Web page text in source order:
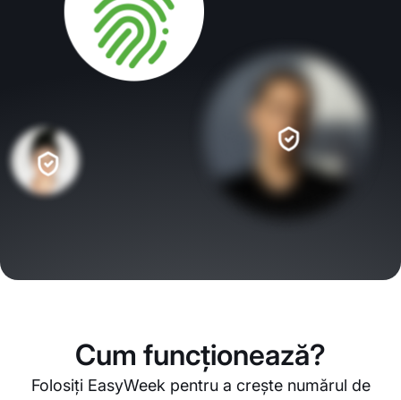
Cum funcționează?
Folosiți EasyWeek pentru a crește numărul de